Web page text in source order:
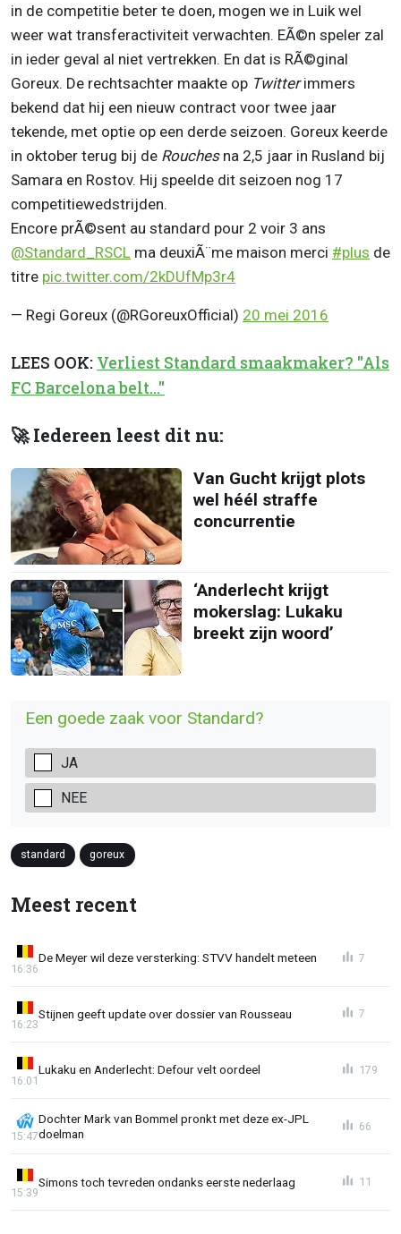
in de competitie beter te doen, mogen we in Luik wel
weer wat transferactiviteit verwachten. EÃ©n speler zal
in ieder geval al niet vertrekken. En dat is RÃ©ginal
Goreux. De rechtsachter maakte op Twitterimmers
bekend dat hij een nieuw contract voor twee jaar
tekende, met optie op een derde seizoen. Goreux keerde
in oktober terug bij de Rouchesna 2,5 jaar in Rusland bij
Samara en Rostov. Hij speelde dit seizoen nog 17
competitiewedstrijden.
Encore prÃ©sent au standard pour 2 voir 3 ans
@Standard_RSCL ma deuxiÃ¨me maison merci #plus de
titre pic.twitter.com/2kDUfMp3r4
— Regi Goreux (@RGoreuxOfficial) 20 mei 2016
LEES OOK: Verliest Standard smaakmaker? "Als
FC Barcelona belt..."
🚀 Iedereen leest dit nu:
Van Gucht krijgt plots
wel héél straffe
concurrentie
‘Anderlecht krijgt
mokerslag: Lukaku
breekt zijn woord’
Een goede zaak voor Standard?
JA
NEE
standard goreux
Meest recent
De Meyer wil deze versterking: STVV handelt meteen
16:36
7
Stijnen geeft update over dossier van Rousseau
16:23
7
Lukaku en Anderlecht: Defour velt oordeel
16:01
179
Dochter Mark van Bommel pronkt met deze ex-JPL
doelman
15:47
66
Simons toch tevreden ondanks eerste nederlaag
15:39
11